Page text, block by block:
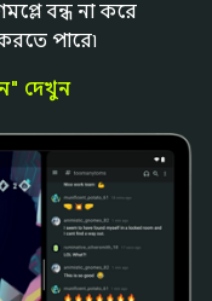
বন্ধ না করে
পারে৷
দেখুন